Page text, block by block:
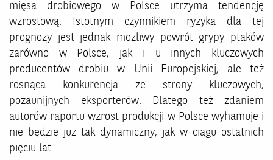
mięsa drobiowego w Polsce utrzyma tendencję
wzrostową. Istotnym czynnikiem ryzyka dla tej
prognozy jest jednak możliwy powrót grypy ptaków
zarówno w Polsce, jak i u innych kluczowych
producentów drobiu w Unii Europejskiej, ale też
rosnąca konkurencja ze strony kluczowych,
pozaunijnych eksporterów. Dlatego też zdaniem
autorów raportu wzrost produkcji w Polsce wyhamuje i
nie będzie już tak dynamiczny, jak w ciągu ostatnich
pięciu lat.